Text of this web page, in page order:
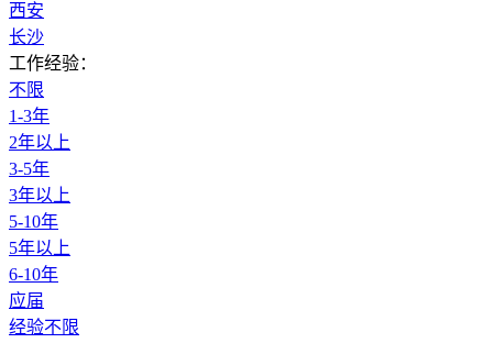
西安
长沙
工作经验：
不限
1-3年
2年以上
3-5年
3年以上
5-10年
5年以上
6-10年
应届
经验不限